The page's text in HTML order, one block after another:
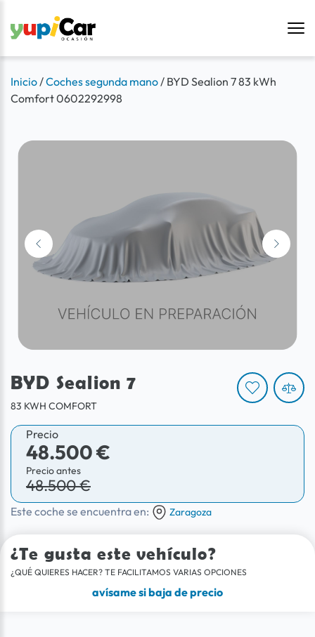
Inicio/Coches segunda mano/ BYD Sealion 7 83 kWh
Comfort 0602292998
BYD Sealion 7
83 KWH COMFORT
Precio
48.500 €
Precio antes
48.500 €
Este coche se encuentra en: Zaragoza
¿Te gusta este vehículo?
¿QUÉ QUIERES HACER? TE FACILITAMOS VARIAS OPCIONES
avísame si baja de precio